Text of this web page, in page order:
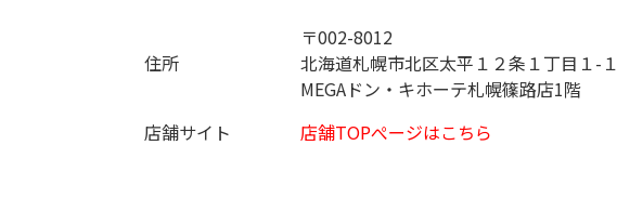
住所
〒002-8012
北海道札幌市北区太平１２条１丁目１-１
MEGAドン・キホーテ札幌篠路店1階
店舗サイト
店舗TOPぺージはこちら